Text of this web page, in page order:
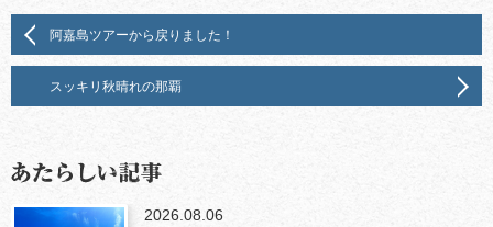
阿嘉島ツアーから戻りました！
スッキリ秋晴れの那覇
2026.08.06